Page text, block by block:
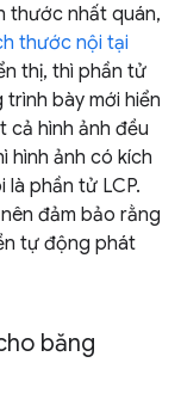
thước nhất quán,
thước nội tại
thị, thì phần tử
bày mới hiển
cả hình ảnh đều
hình ảnh có kích
phần tử LCP.
đảm bảo rằng
tự động phát
băng